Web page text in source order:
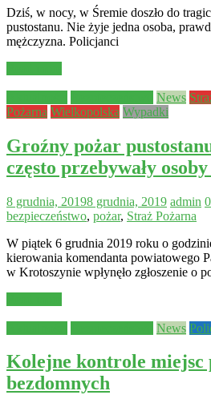
Dziś, w nocy, w Śremie doszło do
pustostanu. Nie żyje jedna osoba,
mężczyzna. Policjanci
News
Pożarna Wielkopolska Wypadki
Groźny pożar
często przebywały
8 grudnia, 20198 grudnia, 2019 admin
bezpieczeństwo, pożar, Straż Pożarna
W piątek 6 grudnia 2019 roku o
kierowania komendanta powiatowego
w Krotoszynie wpłynęło zgłoszenie o
News
Kolejne kontrole miejsc
bezdomnych